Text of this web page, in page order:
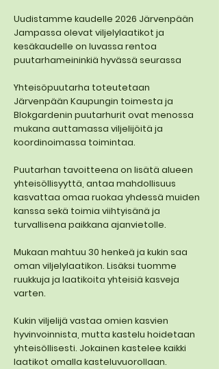
Uudistamme kaudelle 2026 Järvenpään
Jampassa olevat viljelylaatikot ja
kesäkaudelle on luvassa rentoa
puutarhameininkiä hyvässä seurassa
Yhteisöpuutarha toteutetaan
Järvenpään Kaupungin toimesta ja
Blokgardenin puutarhurit ovat menossa
mukana auttamassa viljelijöitä ja
koordinoimassa toimintaa.
Puutarhan tavoitteena on lisätä alueen
yhteisöllisyyttä, antaa mahdollisuus
kasvattaa omaa ruokaa yhdessä muiden
kanssa sekä toimia viihtyisänä ja
turvallisena paikkana ajanvietolle.
Mukaan mahtuu 30 henkeä ja kukin saa
oman viljelylaatikon. Lisäksi tuomme
ruukkuja ja laatikoita yhteisiä kasveja
varten.
Kukin viljelijä vastaa omien kasvien
hyvinvoinnista, mutta kastelu hoidetaan
yhteisöllisesti. Jokainen kastelee kaikki
laatikot omalla kasteluvuorollaan.